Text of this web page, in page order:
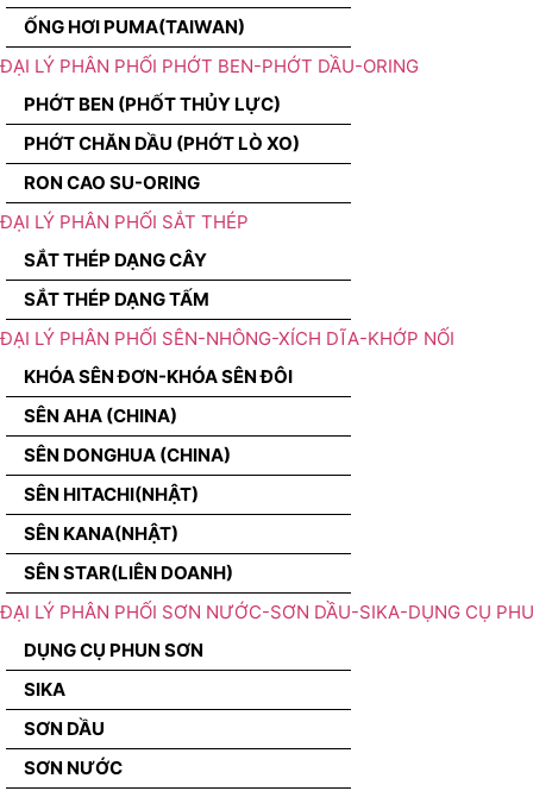
ỐNG HƠI PUMA(TAIWAN)
ĐẠI LÝ PHÂN PHỐI PHỚT BEN-PHỚT DẦU-ORING
PHỚT BEN (PHỐT THỦY LỰC)
PHỚT CHĂN DẦU (PHỚT LÒ XO)
RON CAO SU-ORING
ĐẠI LÝ PHÂN PHỐI SẮT THÉP
SẮT THÉP DẠNG CÂY
SẮT THÉP DẠNG TẤM
ĐẠI LÝ PHÂN PHỐI SÊN-NHÔNG-XÍCH DĨA-KHỚP NỐI
KHÓA SÊN ĐƠN-KHÓA SÊN ĐÔI
SÊN AHA (CHINA)
SÊN DONGHUA (CHINA)
SÊN HITACHI(NHẬT)
SÊN KANA(NHẬT)
SÊN STAR(LIÊN DOANH)
ĐẠI LÝ PHÂN PHỐI SƠN NƯỚC-SƠN DẦU-SIKA-DỤNG CỤ
DỤNG CỤ PHUN SƠN
SIKA
SƠN DẦU
SƠN NƯỚC